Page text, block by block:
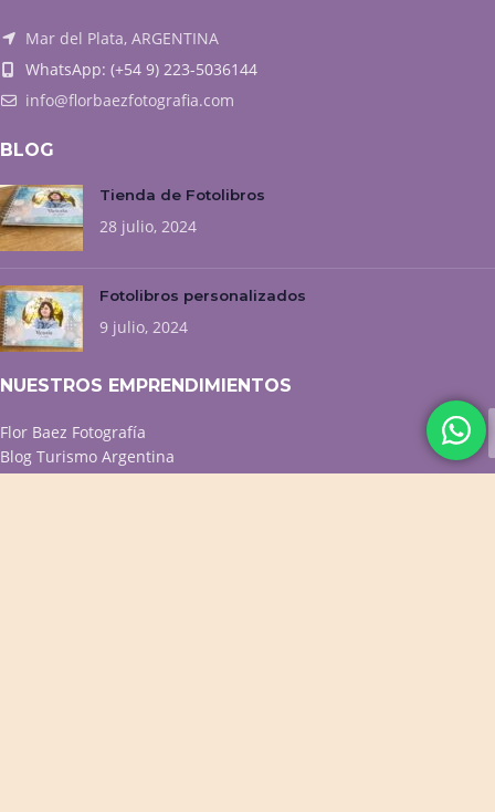
Mar del Plata, ARGENTINA
WhatsApp: (+54 9) 223-5036144
info@florbaezfotografia.com
BLOG
Tienda de Fotolibros
28 julio, 2024
Fotolibros personalizados
9 julio, 2024
NUESTROS EMPRENDIMIENTOS
Flor Baez Fotografía
Blog Turismo Argentina
Menú QR p/ resto y café